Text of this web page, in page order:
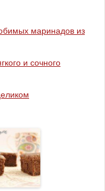
маринадов из
и сочного